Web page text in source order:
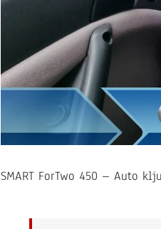
SMART ForTwo 450 – Auto